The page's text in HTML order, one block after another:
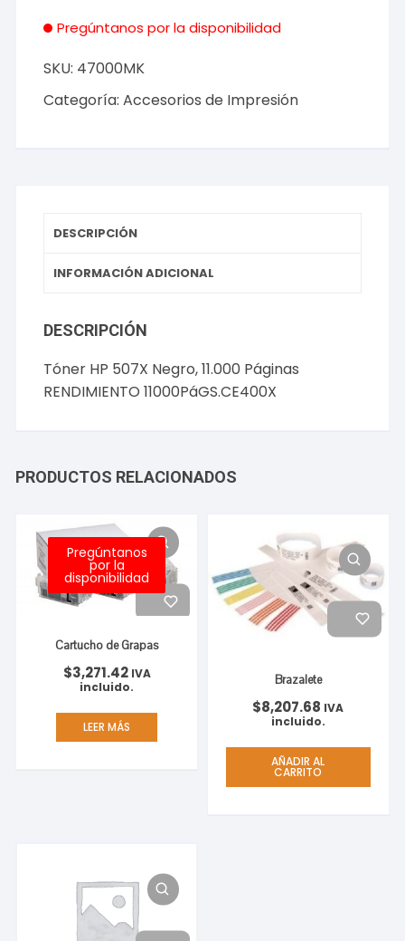
Pregúntanos por la disponibilidad
SKU: 47000MK
Categoría:Accesorios de Impresión
DESCRIPCIÓN
INFORMACIÓN ADICIONAL
DESCRIPCIÓN
Tóner HP 507X Negro, 11.000 Páginas
RENDIMIENTO 11000PáGS.CE400X
PRODUCTOS RELACIONADOS
Pregúntanos
por la
disponibilidad
Cartucho de Grapas
$3,271.42 IVA
incluido.
LEER MÁS
Brazalete
$8,207.68 IVA
incluido.
AÑADIR AL
CARRITO